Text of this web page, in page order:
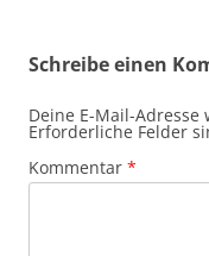
Schreibe einen
Deine E-Mail-
Erforderliche Felder
Kommentar *